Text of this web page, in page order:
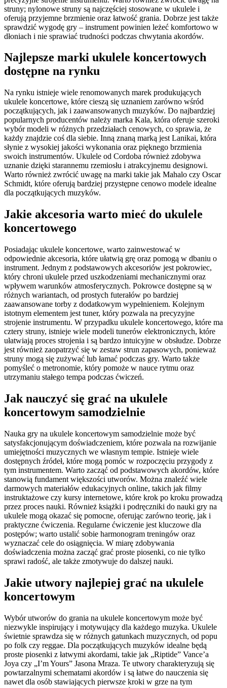
struny; nylonowe struny są najczęściej stosowane w ukulele i
oferują przyjemne brzmienie oraz łatwość grania. Dobrze jest także
sprawdzić wygodę gry – instrument powinien leżeć komfortowo w
dłoniach i nie sprawiać trudności podczas chwytania akordów.
Najlepsze marki ukulele koncertowych
dostępne na rynku
Na rynku istnieje wiele renomowanych marek produkujących
ukulele koncertowe, które cieszą się uznaniem zarówno wśród
początkujących, jak i zaawansowanych muzyków. Do najbardziej
popularnych producentów należy marka Kala, która oferuje szeroki
wybór modeli w różnych przedziałach cenowych, co sprawia, że
każdy znajdzie coś dla siebie. Inną znaną marką jest Lanikai, która
słynie z wysokiej jakości wykonania oraz pięknego brzmienia
swoich instrumentów. Ukulele od Cordoba również zdobywa
uznanie dzięki starannemu rzemiosłu i atrakcyjnemu designowi.
Warto również zwrócić uwagę na marki takie jak Mahalo czy Oscar
Schmidt, które oferują bardziej przystępne cenowo modele idealne
dla początkujących muzyków.
Jakie akcesoria warto mieć do ukulele
koncertowego
Posiadając ukulele koncertowe, warto zainwestować w
odpowiednie akcesoria, które ułatwią grę oraz pomogą w dbaniu o
instrument. Jednym z podstawowych akcesoriów jest pokrowiec,
który chroni ukulele przed uszkodzeniami mechanicznymi oraz
wpływem warunków atmosferycznych. Pokrowce dostępne są w
różnych wariantach, od prostych futerałów po bardziej
zaawansowane torby z dodatkowym wypełnieniem. Kolejnym
istotnym elementem jest tuner, który pozwala na precyzyjne
strojenie instrumentu. W przypadku ukulele koncertowego, które ma
cztery struny, istnieje wiele modeli tunerów elektronicznych, które
ułatwiają proces strojenia i są bardzo intuicyjne w obsłudze. Dobrze
jest również zaopatrzyć się w zestaw strun zapasowych, ponieważ
struny mogą się zużywać lub łamać podczas gry. Warto także
pomyśleć o metronomie, który pomoże w nauce rytmu oraz
utrzymaniu stałego tempa podczas ćwiczeń.
Jak nauczyć się grać na ukulele
koncertowym samodzielnie
Nauka gry na ukulele koncertowym samodzielnie może być
satysfakcjonującym doświadczeniem, które pozwala na rozwijanie
umiejętności muzycznych we własnym tempie. Istnieje wiele
dostępnych źródeł, które mogą pomóc w rozpoczęciu przygody z
tym instrumentem. Warto zacząć od podstawowych akordów, które
stanowią fundament większości utworów. Można znaleźć wiele
darmowych materiałów edukacyjnych online, takich jak filmy
instruktażowe czy kursy internetowe, które krok po kroku prowadzą
przez proces nauki. Również książki i podręczniki do nauki gry na
ukulele mogą okazać się pomocne, oferując zarówno teorię, jak i
praktyczne ćwiczenia. Regularne ćwiczenie jest kluczowe dla
postępów; warto ustalić sobie harmonogram treningów oraz
wyznaczać cele do osiągnięcia. W miarę zdobywania
doświadczenia można zacząć grać proste piosenki, co nie tylko
sprawi radość, ale także zmotywuje do dalszej nauki.
Jakie utwory najlepiej grać na ukulele
koncertowym
Wybór utworów do grania na ukulele koncertowym może być
niezwykle inspirujący i motywujący dla każdego muzyka. Ukulele
świetnie sprawdza się w różnych gatunkach muzycznych, od popu
po folk czy reggae. Dla początkujących muzyków idealne będą
proste piosenki z łatwymi akordami, takie jak „Riptide” Vance’a
Joya czy „I’m Yours” Jasona Mraza. Te utwory charakteryzują się
powtarzalnymi schematami akordów i są łatwe do nauczenia się
nawet dla osób stawiających pierwsze kroki w grze na tym